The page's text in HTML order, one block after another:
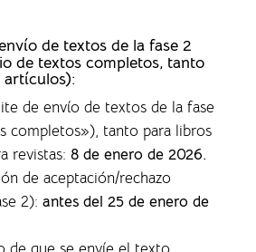
de textos de la fase 2
de textos completos, tanto
:
de envío de textos de la fase
completos»), tanto para libros
revistas: 8 de enero de 2026.
de aceptación/rechazo
2): antes del 25 de enero de